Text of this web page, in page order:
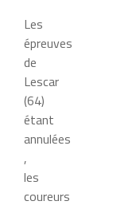
Les
épreuves
de
Lescar
(64)
étant
annulées
,
les
coureurs